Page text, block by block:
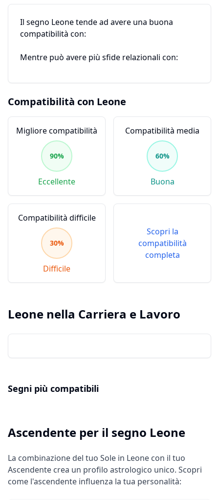
Il segno Leonetende ad avere una buona
compatibilità con:
Mentre può avere più sfide relazionali con:
Compatibilità con Leone
Migliore compatibilità
90%
Eccellente
Compatibilità media
60%
Buona
Compatibilità difficile
30%
Difficile
Scopri la
compatibilità
completa
Leone nella Carriera e Lavoro
Segni più compatibili
Ascendente per il segno Leone
La combinazione del tuo Sole in Leone con il tuo
Ascendente crea un profilo astrologico unico. Scopri
come l'ascendente influenza la tua personalità: